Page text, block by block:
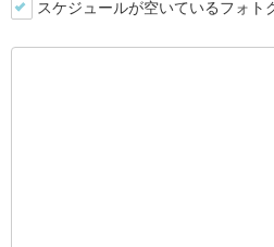
スケジュールが空いているフォト